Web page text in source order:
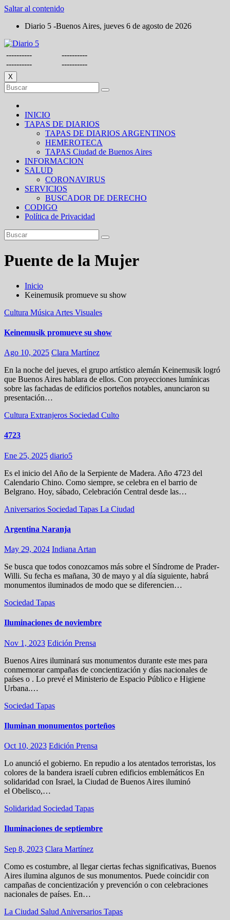
Saltar al contenido
Diario 5 -Buenos Aires, jueves 6 de agosto de 2026
----------
----------
----------
----------
X
INICIO
TAPAS DE DIARIOS
TAPAS DE DIARIOS ARGENTINOS
HEMEROTECA
TAPAS Ciudad de Buenos Aires
INFORMACION
SALUD
CORONAVIRUS
SERVICIOS
BUSCADOR DE DERECHO
CODIGO
Política de Privacidad
Puente de la Mujer
Inicio
Keinemusik promueve su show
Cultura Música Artes Visuales
Keinemusik promueve su show
Ago 10, 2025 Clara Martínez
En la noche del jueves, el grupo artístico alemán Keinemusik logró
que Buenos Aires hablara de ellos. Con proyecciones lumínicas
sobre las fachadas de edificios porteños notables, anunciaron su
presentación…
Cultura Extranjeros Sociedad Culto
4723
Ene 25, 2025 diario5
Es el inicio del Año de la Serpiente de Madera. Año 4723 del
Calendario Chino. Como siempre, se celebra en el barrio de
Belgrano. Hoy, sábado, Celebración Central desde las…
Aniversarios Sociedad Tapas La Ciudad
Argentina Naranja
May 29, 2024 Indiana Artan
Se busca que todos conozcamos más sobre el Síndrome de Prader-
Willi. Su fecha es mañana, 30 de mayo y al día siguiente, habrá
monumentos iluminados de modo que se diferencien…
Sociedad Tapas
Iluminaciones de noviembre
Nov 1, 2023 Edición Prensa
Buenos Aires iluminará sus monumentos durante este mes para
conmemorar campañas de concientización y días nacionales de
países o . Lo prevé el Ministerio de Espacio Público e Higiene
Urbana.…
Sociedad Tapas
Iluminan monumentos porteños
Oct 10, 2023 Edición Prensa
Lo anunció el gobierno. En repudio a los atentados terroristas, los
colores de la bandera israelí cubren edificios emblemáticos En
solidaridad con Israel, la Ciudad de Buenos Aires iluminó
el Obelisco,…
Solidaridad Sociedad Tapas
Iluminaciones de septiembre
Sep 8, 2023 Clara Martínez
Como es costumbre, al llegar ciertas fechas significativas, Buenos
Aires ilumina algunos de sus monumentos. Puede coincidir con
campañas de concientización y prevención o con celebraciones
nacionales de países. En…
La Ciudad Salud Aniversarios Tapas